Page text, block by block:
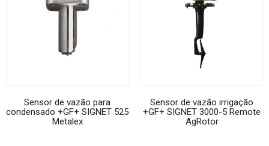
Sensor de vazão para
condensado +GF+ SIGNET 525
Metalex
Sensor de vazão irrigação
+GF+ SIGNET 3000-5 Remote
AgRotor